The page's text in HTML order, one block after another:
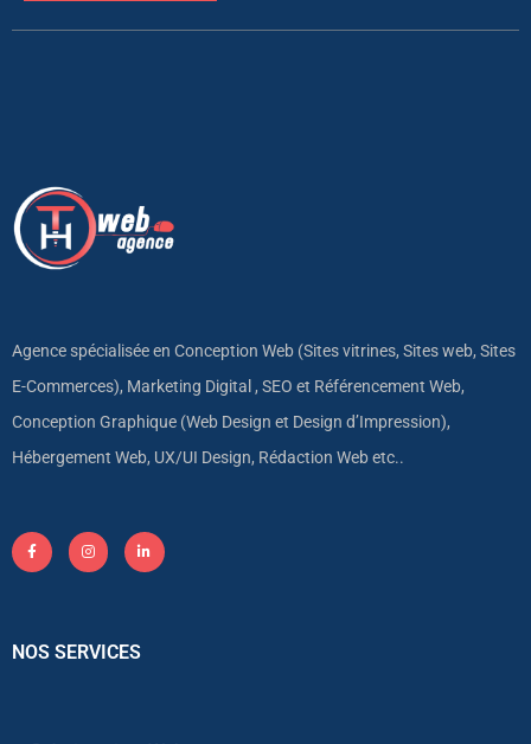
Agence spécialisée en Conception Web (Sites vitrines, Sites web, Sites
E-Commerces), Marketing Digital , SEO et Référencement Web,
Conception Graphique (Web Design et Design d’Impression),
Hébergement Web, UX/UI Design, Rédaction Web etc..
NOS SERVICES